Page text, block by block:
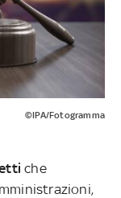
©IPA/Fotogramma
che